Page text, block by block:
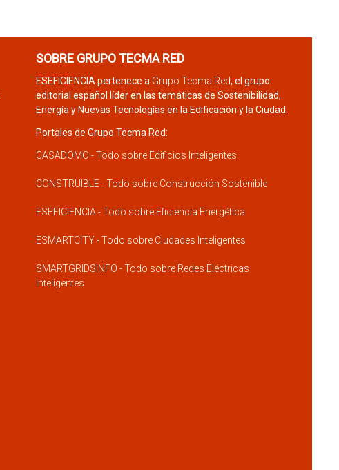
SOBRE GRUPO TECMA RED
ESEFICIENCIA pertenece a Grupo Tecma Red, el grupo
editorial español líder en las temáticas de Sostenibilidad,
Energía y Nuevas Tecnologías en la Edificación y la Ciudad.
Portales de Grupo Tecma Red:
CASADOMO - Todo sobre Edificios Inteligentes
CONSTRUIBLE - Todo sobre Construcción Sostenible
ESEFICIENCIA - Todo sobre Eficiencia Energética
ESMARTCITY - Todo sobre Ciudades Inteligentes
SMARTGRIDSINFO - Todo sobre Redes Eléctricas
Inteligentes